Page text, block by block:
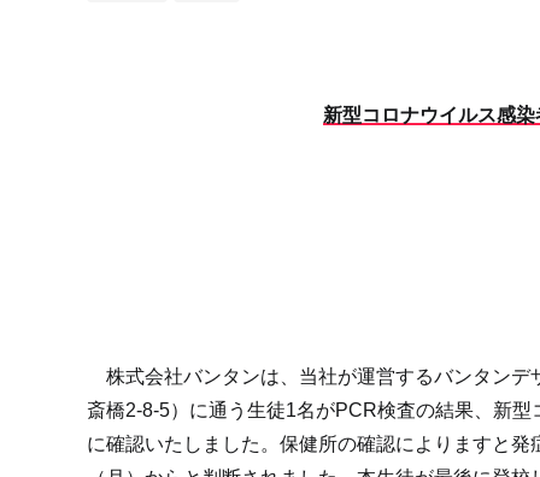
新型コロナウイルス感
株式会社バンタンは、当社が運営するバンタンデ
斎橋2-8-5）に通う生徒1名がPCR検査の結果、新
に確認いたしました。保健所の確認によりますと